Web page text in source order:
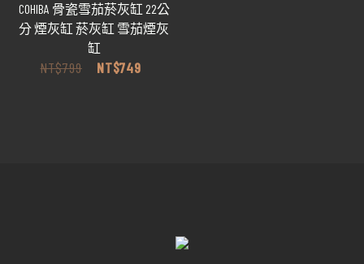
COHIBA 骨瓷雪茄菸灰缸 22公
分 煙灰缸 菸灰缸 雪茄煙灰
缸
NT$799
原
NT$749